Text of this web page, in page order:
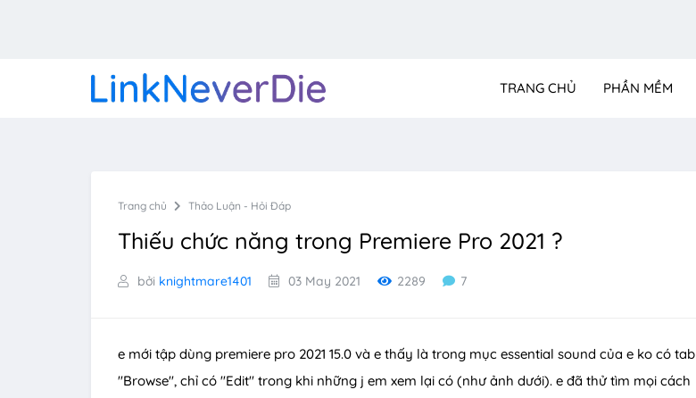
TRANG CHỦ PHẦN MỀM
Trang chủ Thảo Luận - Hỏi Đáp
Thiếu chức năng trong Premiere Pro 2021 ?
bởi knightmare1401 03 May 2021 2289 7
e mới tập dùng premiere pro 2021 15.0 và e thấy là trong mục essential sound của e ko có tab
"Browse", chỉ có "Edit" trong khi những j em xem lại có (như ảnh dưới). e đã thử tìm mọi cách